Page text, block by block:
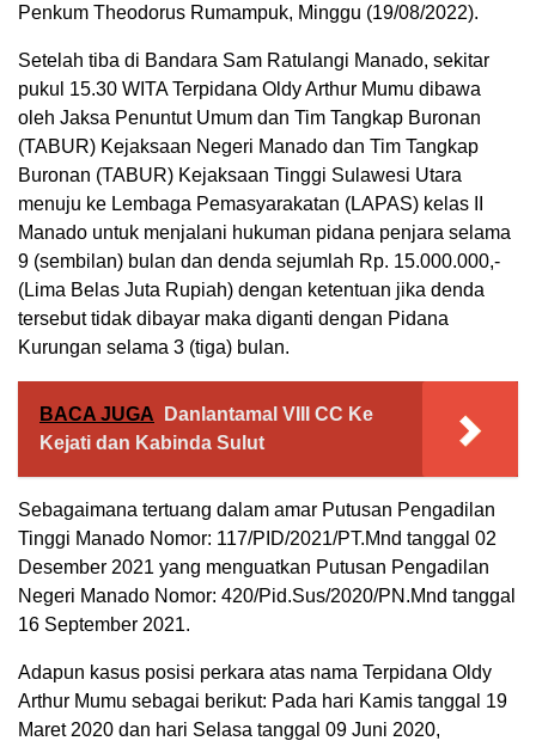
Penkum Theodorus Rumampuk, Minggu (19/08/2022).
Setelah tiba di Bandara Sam Ratulangi Manado, sekitar
pukul 15.30 WITA Terpidana Oldy Arthur Mumu dibawa
oleh Jaksa Penuntut Umum dan Tim Tangkap Buronan
(TABUR) Kejaksaan Negeri Manado dan Tim Tangkap
Buronan (TABUR) Kejaksaan Tinggi Sulawesi Utara
menuju ke Lembaga Pemasyarakatan (LAPAS) kelas II
Manado untuk menjalani hukuman pidana penjara selama
9 (sembilan) bulan dan denda sejumlah Rp. 15.000.000,-
(Lima Belas Juta Rupiah) dengan ketentuan jika denda
tersebut tidak dibayar maka diganti dengan Pidana
Kurungan selama 3 (tiga) bulan.
BACA JUGA
Danlantamal VIII CC Ke
Kejati dan Kabinda Sulut
Sebagaimana tertuang dalam amar Putusan Pengadilan
Tinggi Manado Nomor: 117/PID/2021/PT.Mnd tanggal 02
Desember 2021 yang menguatkan Putusan Pengadilan
Negeri Manado Nomor: 420/Pid.Sus/2020/PN.Mnd tanggal
16 September 2021.
Adapun kasus posisi perkara atas nama Terpidana Oldy
Arthur Mumu sebagai berikut: Pada hari Kamis tanggal 19
Maret 2020 dan hari Selasa tanggal 09 Juni 2020,